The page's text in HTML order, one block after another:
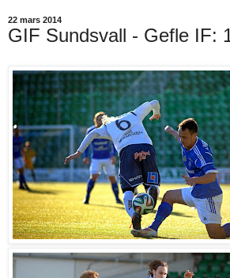
22 mars 2014
GIF Sundsvall - Gefle IF: